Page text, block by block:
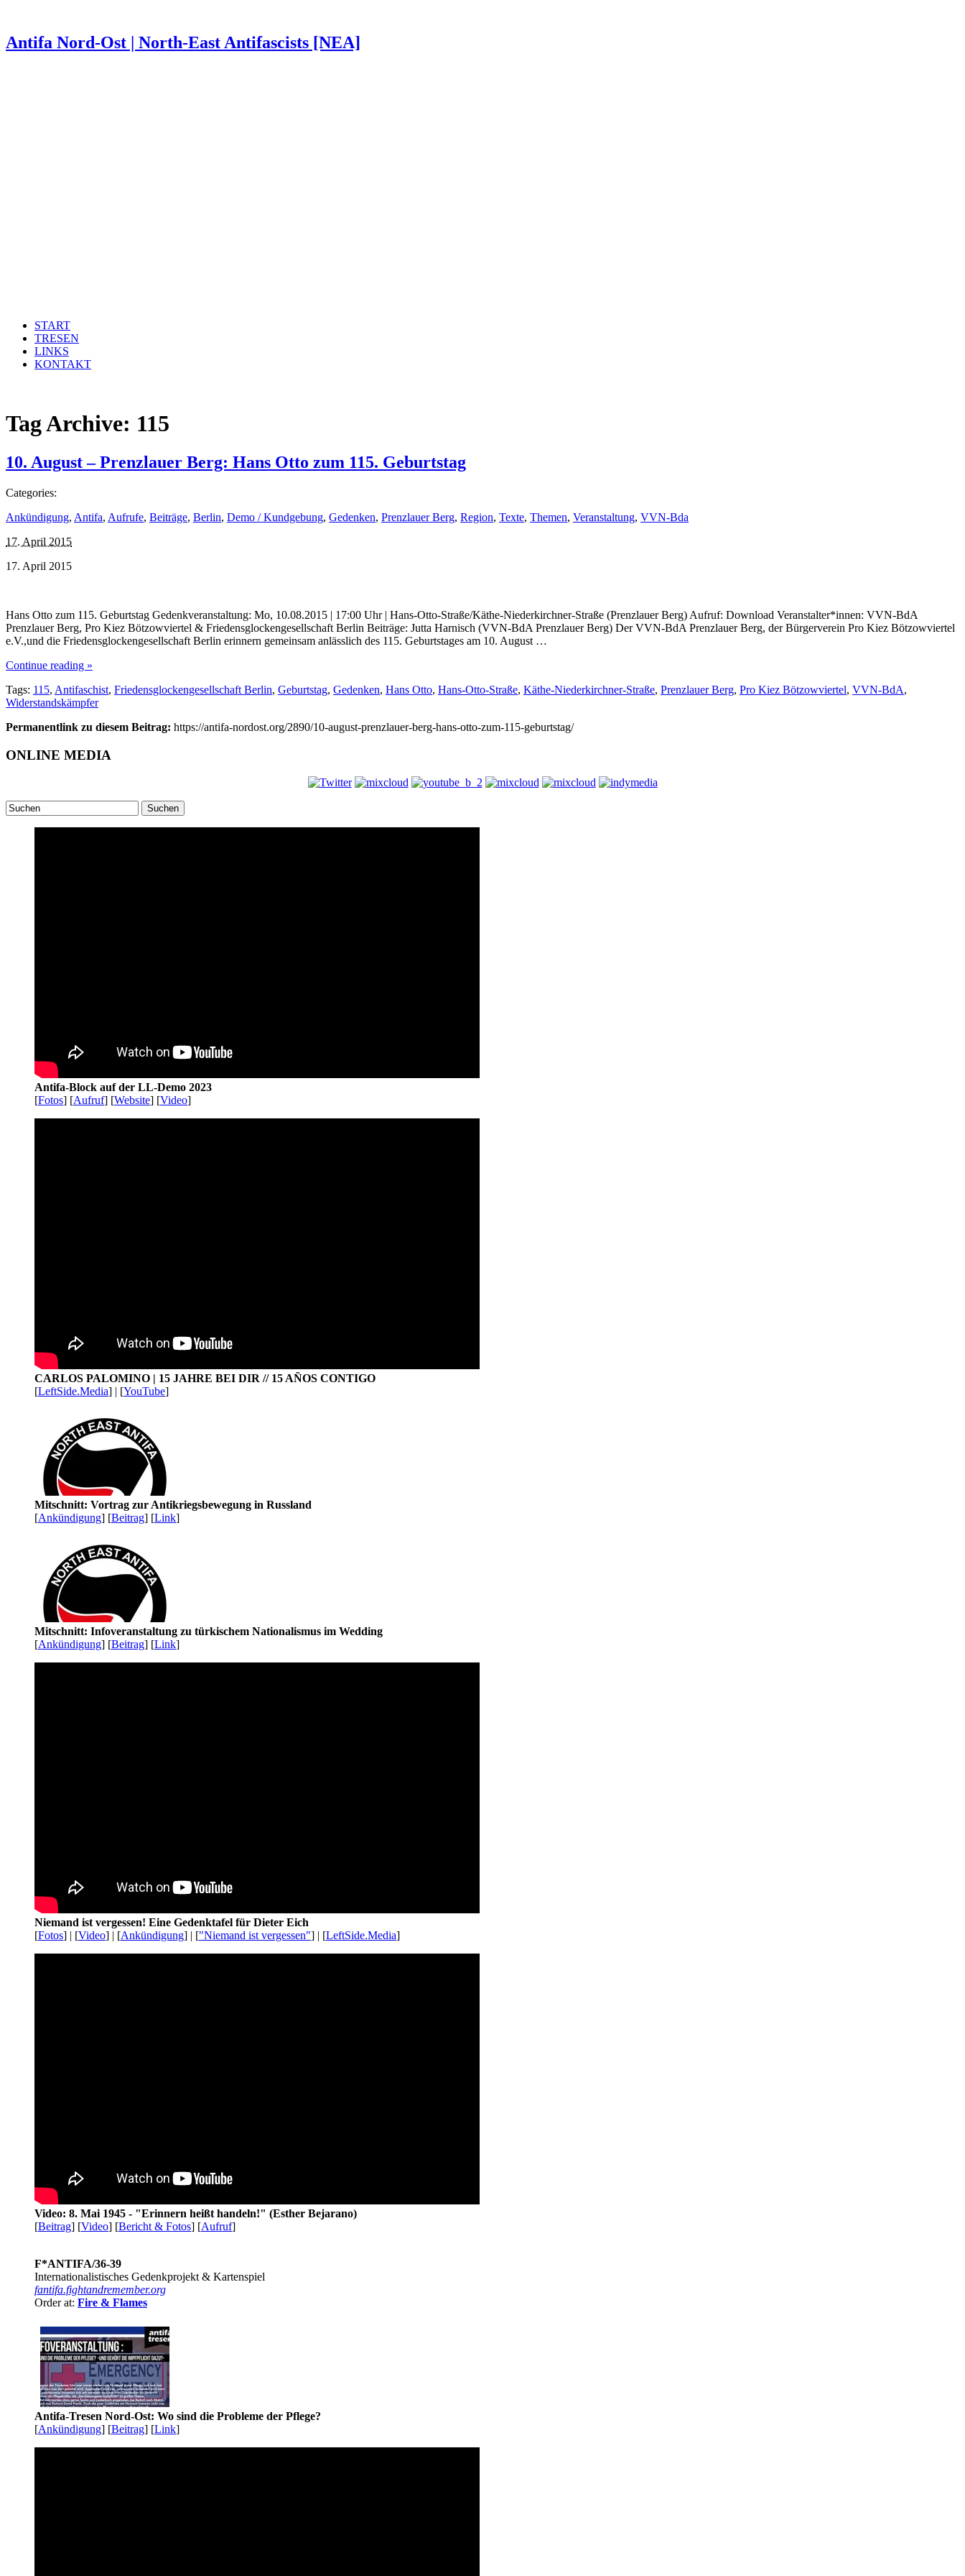
Antifa Nord-Ost | North-East Antifascists [NEA]
START
TRESEN
LINKS
KONTAKT
Tag Archive: 115
10. August – Prenzlauer Berg: Hans Otto zum 115. Geburtstag
Categories:
Ankündigung, Antifa, Aufrufe, Beiträge, Berlin, Demo / Kundgebung, Gedenken, Prenzlauer Berg, Region, Texte, Themen, Veranstaltung, VVN-Bda
17. April 2015
17. April 2015
Hans Otto zum 115. Geburtstag Gedenkveranstaltung: Mo, 10.08.2015 | 17:00 Uhr | Hans-Otto-Straße/Käthe-Niederkirchner-Straße (Prenzlauer Berg) Aufruf: Download Veranstalter*innen: VVN-BdA
Prenzlauer Berg, Pro Kiez Bötzowviertel & Friedensglockengesellschaft Berlin Beiträge: Jutta Harnisch (VVN-BdA Prenzlauer Berg) Der VVN-BdA Prenzlauer Berg, der Bürgerverein Pro Kiez Bötzowviertel
e.V.,und die Friedensglockengesellschaft Berlin erinnern gemeinsam anlässlich des 115. Geburtstages am 10. August …
Continue reading »
Tags: 115, Antifaschist, Friedensglockengesellschaft Berlin, Geburtstag, Gedenken, Hans Otto, Hans-Otto-Straße, Käthe-Niederkirchner-Straße, Prenzlauer Berg, Pro Kiez Bötzowviertel, VVN-BdA,
Widerstandskämpfer
Permanentlink zu diesem Beitrag: https://antifa-nordost.org/2890/10-august-prenzlauer-berg-hans-otto-zum-115-geburtstag/
ONLINE MEDIA
Suchen
Antifa-Block auf der LL-Demo 2023
[Fotos] [Aufruf] [Website] [Video]
CARLOS PALOMINO | 15 JAHRE BEI DIR // 15 AÑOS CONTIGO
[LeftSide.Media] | [YouTube]
Mitschnitt: Vortrag zur Antikriegsbewegung in Russland
[Ankündigung] [Beitrag] [Link]
Mitschnitt: Infoveranstaltung zu türkischem Nationalismus im Wedding
[Ankündigung] [Beitrag] [Link]
Niemand ist vergessen! Eine Gedenktafel für Dieter Eich
[Fotos] | [Video] | [Ankündigung] | ["Niemand ist vergessen"] | [LeftSide.Media]
Video: 8. Mai 1945 - "Erinnern heißt handeln!" (Esther Bejarano)
[Beitrag] [Video] [Bericht & Fotos] [Aufruf]
F*ANTIFA/36-39
Internationalistisches Gedenkprojekt & Kartenspiel
fantifa.fightandremember.org
Order at: Fire & Flames
Antifa-Tresen Nord-Ost: Wo sind die Probleme der Pflege?
[Ankündigung] [Beitrag] [Link]